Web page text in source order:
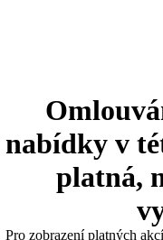
nabídky v
platná,
Pro zobrazení platných